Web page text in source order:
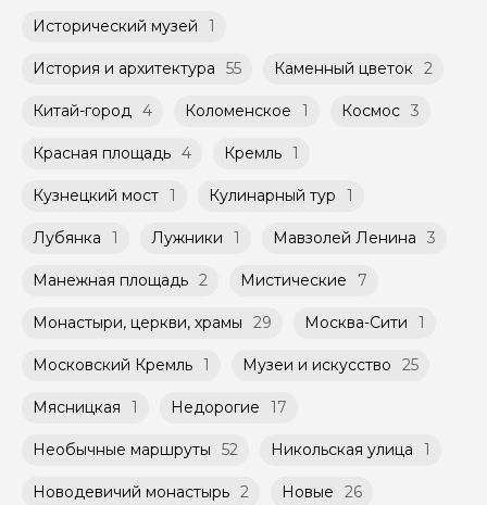
Исторический музей 1
История и архитектура 55 Каменный цветок 2
Китай-город 4 Коломенское 1 Космос 3
Красная площадь 4 Кремль 1
Кузнецкий мост 1 Кулинарный тур 1
Лубянка 1 Лужники 1 Мавзолей Ленина 3
Манежная площадь 2 Мистические 7
Монастыри, церкви, храмы 29 Москва-Сити 1
Московский Кремль 1 Музеи и искусство 25
Мясницкая 1 Недорогие 17
Необычные маршруты 52 Никольская улица 1
Новодевичий монастырь 2 Новые 26